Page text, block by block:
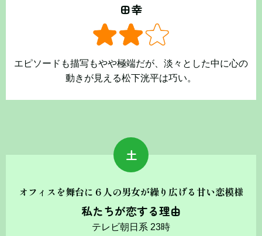
田幸
エピソードも描写もやや極端だが、淡々とした中に心の
動きが見える松下洸平は巧い。
土
オフィスを舞台に６人の男女が繰り広げる甘い恋模様
私たちが恋する理由
テレビ朝日系 23時